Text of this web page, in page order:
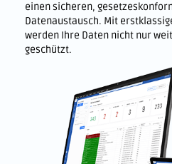
einen sicheren,
Datenaustausch. Mit
werden Ihre Daten nicht nur
geschützt.